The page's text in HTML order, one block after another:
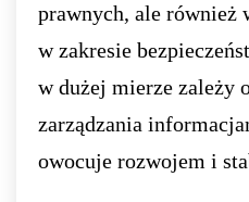
prawnych, ale również
w zakresie
w dużej mierze zależy
zarządzania
owocuje rozwojem i